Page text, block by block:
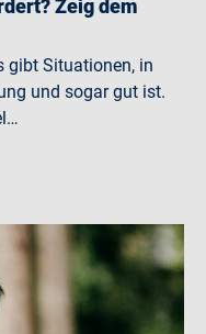
Zeig dem
gibt Situationen, in
und sogar gut ist.